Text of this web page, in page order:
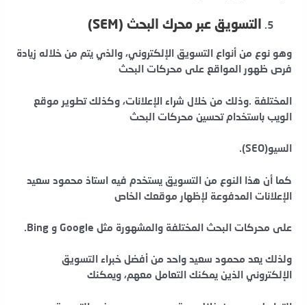
التسويق عبر محرك البحث (SEM)
وهو نوع من أنواع التسويق الإلكتروني، والذي يتم من خلاله زيادة
فرص ظهور المواقع على محركات البحث
المختلفة .وذلك من خلال شراء الإعلانات، وكذلك تطوير موقع
الويب باستخدام تحسين محركات البحث
السيو(SEO).
كما أن هذا النوع من التسويق يستخدم فيه استاذ محمود سعيد
الإعلانات المدفوعة لإظهار موقعك الخاص
على محركات البحث المختلفة والمشهورة مثل Google و Bing.
ولذلك يعد محمود سعيد واحد من أفضل خبراء التسويق
الإلكتروني الذين يمكنك التعامل معهم، ويمكنك